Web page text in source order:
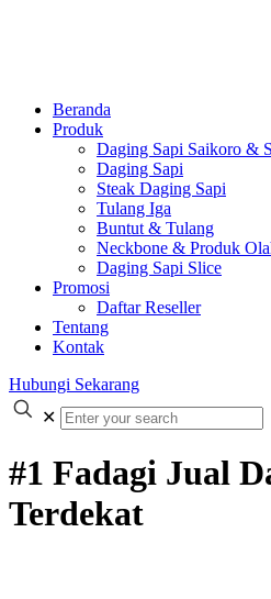
Beranda
Produk
Daging Sapi Saikoro &
Daging Sapi
Steak Daging Sapi
Tulang Iga
Buntut & Tulang
Neckbone & Produk
Daging Sapi Slice
Promosi
Daftar Reseller
Tentang
Kontak
Hubungi Sekarang
✕
#1 Fadagi Jual
Terdekat